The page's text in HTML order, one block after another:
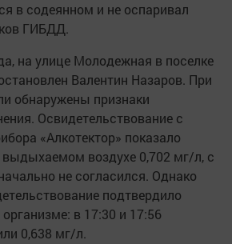
в содеянном и не оспаривал
ГИБДД.
на улице Молодежная в поселке
Валентин Назаров. При
обнаружены признаки
Освидетельствование с
«Алкотектор» показало
выдыхаемом воздухе 0,702 мг/л, с
не согласился. Однако
подтвердило
в 17:30 и 17:56
0,638 мг/л.